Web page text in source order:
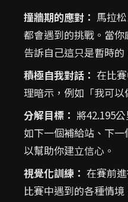
撞牆期的應對： 馬拉
都會遇到的挑戰。當你
告訴自己這只是暫時的
積極自我對話： 在比
理暗示，例如「我可以
分解目標： 將42.195
如下一個補給站、下
以幫助你建立信心。
視覺化訓練： 在賽前
比賽中遇到的各種情